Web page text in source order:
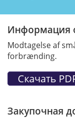
Информация
Modtagelse af
forbrænding.
Закупочная